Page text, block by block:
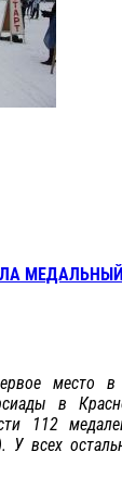
место в
в
112
У всех